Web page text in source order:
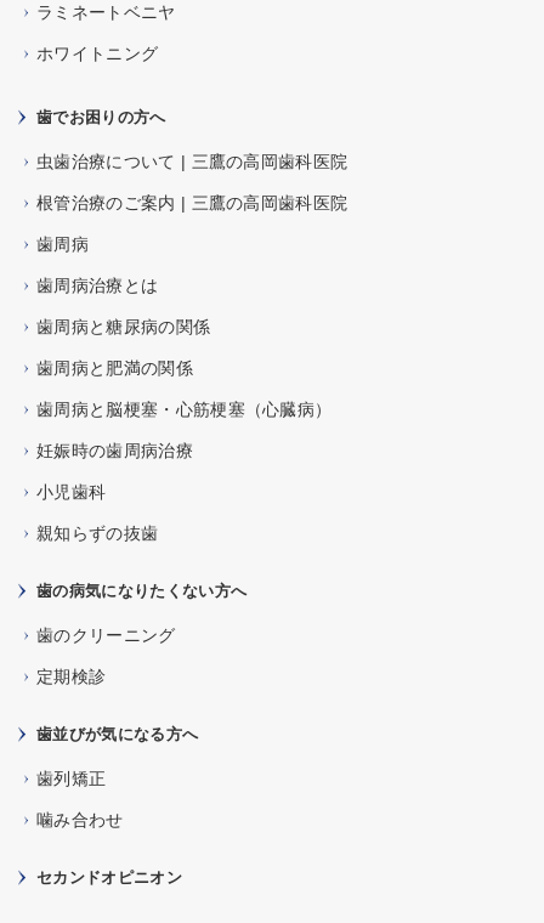
ラミネートベニヤ
ホワイトニング
歯でお困りの方へ
虫歯治療について | 三鷹の高岡歯科医院
根管治療のご案内 | 三鷹の高岡歯科医院
歯周病
歯周病治療とは
歯周病と糖尿病の関係
歯周病と肥満の関係
歯周病と脳梗塞・心筋梗塞（心臓病）
妊娠時の歯周病治療
小児歯科
親知らずの抜歯
歯の病気になりたくない方へ
歯のクリーニング
定期検診
歯並びが気になる方へ
歯列矯正
噛み合わせ
セカンドオピニオン